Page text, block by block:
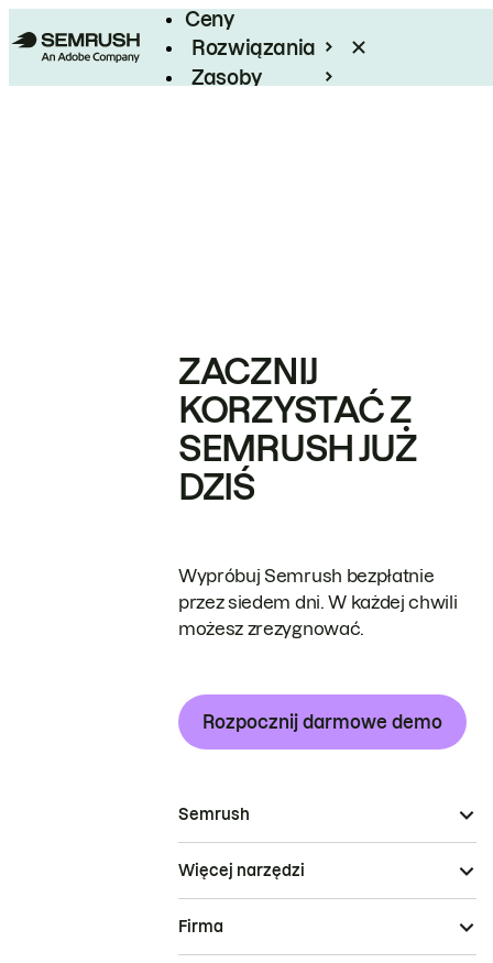
Ceny
Rozwiązania
Zasoby
ZACZNIJ
KORZYSTAĆ Z
SEMRUSH JUŻ
DZIŚ
Wypróbuj Semrush bezpłatnie
przez siedem dni. W każdej chwili
możesz zrezygnować.
Rozpocznij darmowe demo
Semrush
Więcej narzędzi
Firma